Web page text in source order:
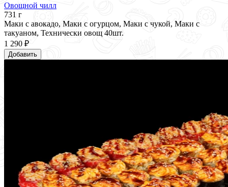
Овощной чилл
731 г
Маки с авокадо, Маки с огурцом, Маки с чукой, Маки с
такуаном, Технически овощ 40шт.
1 290 ₽
Добавить